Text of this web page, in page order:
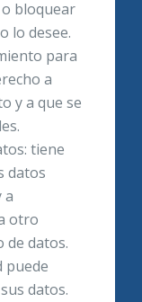
bloquear
lo desee.
para
a
y a que se
tiene
datos
a
otro
de datos.
puede
datos.